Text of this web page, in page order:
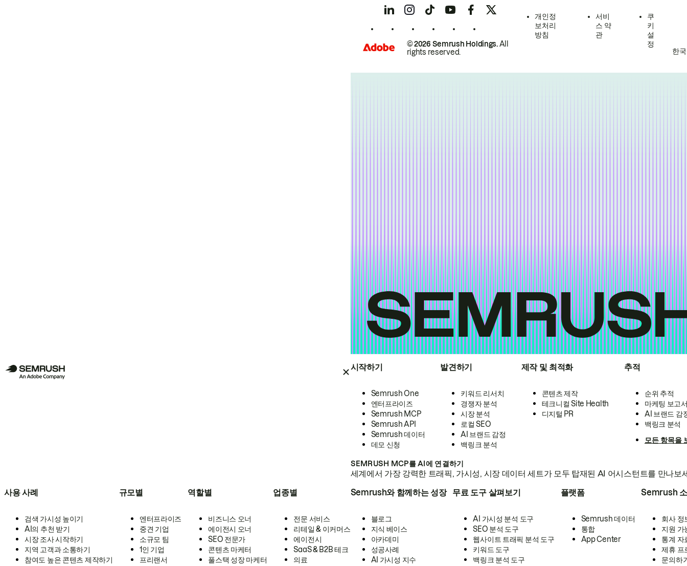
시작하기
Semrush One
엔터프라이즈
Semrush MCP
Semrush API
Semrush 데이터
데모 신청
발견하기
키워드 리서치
경쟁자 분석
시장 분석
로컬 SEO
AI 브랜드 감정
백링크 분석
제작 및 최적화
콘텐츠 제작
테크니컬 Site Health
디지털 PR
추적
순위 추적
마케팅 보고
AI 브랜드 감
백링크 분석
모든 항목을
SEMRUSH MCP를 AI에 연결하기
세계에서 가장 강력한 트래픽, 가시성, 시장 데이터 세트가 모두 탑재된 AI 어시스턴트를 만나보
사용 사례
검색 가시성 높이기
AI의 추천 받기
시장 조사 시작하기
지역 고객과 소통하기
참여도 높은 콘텐츠 제작하기
규모별
엔터프라이즈
중견 기업
소규모 팀
1인 기업
프리랜서
역할별
비즈니스 오너
에이전시 오너
SEO 전문가
콘텐츠 마케터
풀스택 성장 마케터
업종별
전문 서비스
리테일 & 이커머스
에이전시
SaaS & B2B 테크
의료
Semrush와 함께하는 성장
블로그
지식 베이스
아카데미
성공사례
AI 가시성 지수
무료 도구 살펴보기
AI 가시성 분석 도구
SEO 분석 도구
웹사이트 트래픽 분석 도구
키워드 도구
백링크 분석 도구
플랫폼
Semrush 데이터
통합
App Center
Semrush
회사 정
지원 가
통계 자
제휴 프
문의하
© 2026 Semrush Holdings.All
rights reserved.
개인정
보처리
방침
서비
스 약
관
쿠
키
설
정
한